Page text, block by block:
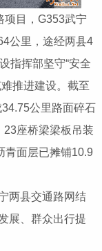
目，G353武宁
公里，途经两县4
指挥部坚守“安全
推进建设。截至
公里路面碎石
座桥梁梁板吊装
青面层已摊铺10.9
两县交通路网结
展、群众出行提